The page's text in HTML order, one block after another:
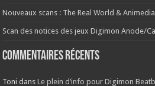
Nouveaux scans : The Real World &
Scan des notices des jeux Digimon Anode/
Commentaires récents
Toni dansLe plein d’info pour Digimon